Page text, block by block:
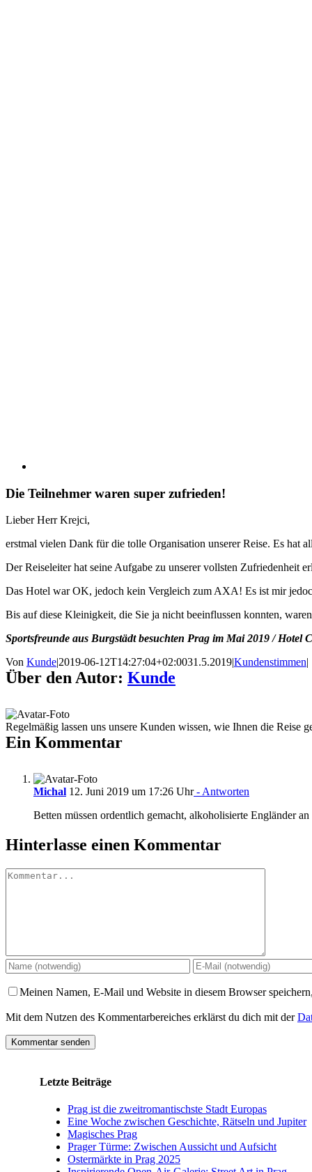
Die Teilnehmer waren super zufrieden!
Lieber Herr Krejci,
erstmal vielen Dank für die tolle Organisation unserer Reise. Es hat
Der Reiseleiter hat seine Aufgabe zu unserer vollsten Zufriedenheit
Das Hotel war OK, jedoch kein Vergleich zum AXA! Es ist mir
Bis auf diese Kleinigkeit, die Sie ja nicht beeinflussen konnten,
Sportsfreunde aus Burgstädt besuchten Prag im Mai 2019 / Hotel
Von Kunde|2019-06-12T14:27:04+02:0031.5.2019|Kundenstimmen|
Über den Autor: Kunde
Regelmäßig lassen uns unsere Kunden wissen, wie Ihnen die Reise
Ein Kommentar
Michal 12. Juni 2019 um 17:26 Uhr- Antworten
Betten müssen ordentlich gemacht, alkoholisierte Engländer
Hinterlasse einen Kommentar
Kommentar
Meinen Namen, E-Mail und Website in diesem Browser
Mit dem Nutzen des Kommentarbereiches erklärst du dich mit der
Letzte Beiträge
Prag ist die zweitromantischste Stadt Europas
Eine Woche zwischen Geschichte, Rätseln und Jupiter
Magisches Prag
Prager Türme: Zwischen Aussicht und Aufsicht
Ostermärkte in Prag 2025